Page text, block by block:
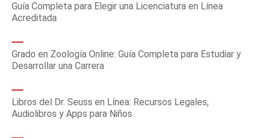
Guía Completa para Elegir una Licenciatura en Línea
Acreditada
Grado en Zoología Online: Guía Completa para Estudiar y
Desarrollar una Carrera
Libros del Dr. Seuss en Línea: Recursos Legales,
Audiolibros y Apps para Niños